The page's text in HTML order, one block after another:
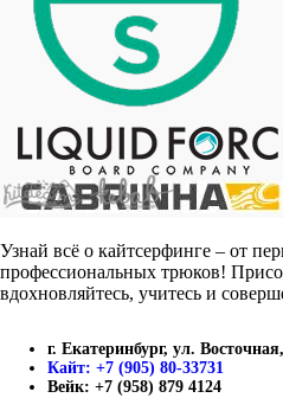
Узнай всё о кайтсерфинге – от
профессиональных трюков!
вдохновляйтесь, учитесь и
г. Екатеринбург, ул.
Кайт: +7 (905) 80-33731
Вейк: +7 (958) 879 4124